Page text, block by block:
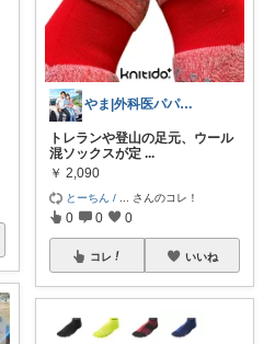
やま|外科医パパ、看護師ママ、娘
トレランや登山の足元、ウール
混ソックスが定 ...
￥ 2,090
とーちん / さんのコレ！
0 0 0
コレ いいね